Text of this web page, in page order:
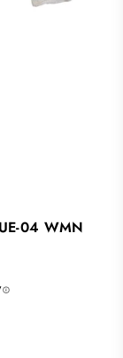
04 WMN